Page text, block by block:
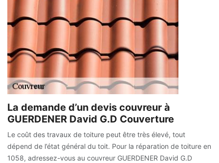
La demande d’un devis couvreur à
GUERDENER David G.D Couverture
Le coût des travaux de toiture peut être très élevé, tout
dépend de l’état général du toit. Pour la réparation de toiture en
1058, adressez-vous au couvreur GUERDENER David G.D